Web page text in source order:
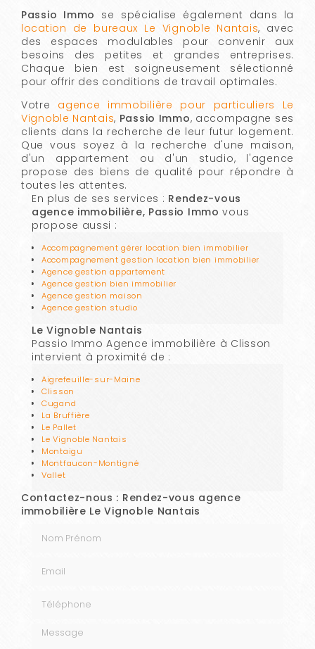
Passio Immo se spécialise également dans la
location de bureaux Le Vignoble Nantais, avec
des espaces modulables pour convenir aux
besoins des petites et grandes entreprises.
Chaque bien est soigneusement sélectionné
pour offrir des conditions de travail optimales.
Votre agence immobilière pour particuliers Le
Vignoble Nantais, Passio Immo, accompagne ses
clients dans la recherche de leur futur logement.
Que vous soyez à la recherche d'une maison,
d'un appartement ou d'un studio, l'agence
propose des biens de qualité pour répondre à
toutes les attentes.
En plus de ses services : Rendez-vous
agence immobilière, Passio Immo vous
propose aussi :
Accompagnement gérer location bien immobilier
Accompagnement gestion location bien immobilier
Agence gestion appartement
Agence gestion bien immobilier
Agence gestion maison
Agence gestion studio
Le Vignoble Nantais
Passio Immo Agence immobilière à Clisson
intervient à proximité de :
Aigrefeuille-sur-Maine
Clisson
Cugand
La Bruffière
Le Pallet
Le Vignoble Nantais
Montaigu
Montfaucon-Montigné
Vallet
Contactez-nous : Rendez-vous agence
immobilière Le Vignoble Nantais
Message